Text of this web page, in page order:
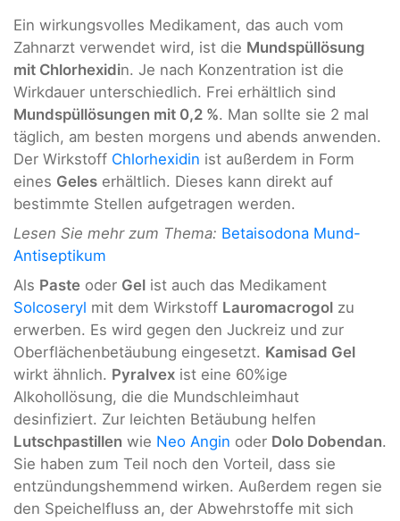
Ein wirkungsvolles Medikament, das auch vom
Zahnarzt verwendet wird, ist die Mundspüllösung
mit Chlorhexidin. Je nach Konzentration ist die
Wirkdauer unterschiedlich. Frei erhältlich sind
Mundspüllösungen mit 0,2 %. Man sollte sie 2 mal
täglich, am besten morgens und abends anwenden.
Der Wirkstoff Chlorhexidin ist außerdem in Form
eines Geles erhältlich. Dieses kann direkt auf
bestimmte Stellen aufgetragen werden.
Lesen Sie mehr zum Thema: Betaisodona Mund-
Antiseptikum
Als Paste oder Gel ist auch das Medikament
Solcoseryl mit dem Wirkstoff Lauromacrogol zu
erwerben. Es wird gegen den Juckreiz und zur
Oberflächenbetäubung eingesetzt. Kamisad Gel
wirkt ähnlich. Pyralvex ist eine 60%ige
Alkohollösung, die die Mundschleimhaut
desinfiziert. Zur leichten Betäubung helfen
Lutschpastillen wie Neo Angin oder Dolo Dobendan.
Sie haben zum Teil noch den Vorteil, dass sie
entzündungshemmend wirken. Außerdem regen sie
den Speichelfluss an, der Abwehrstoffe mit sich